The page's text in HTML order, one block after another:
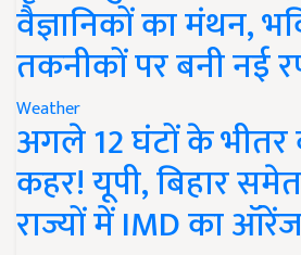
वैज्ञानिकों का मंथन,
तकनीकों पर बनी नई
Weather
अगले 12 घंटों के भीतर
कहर! यूपी, बिहार
राज्यों में IMD का